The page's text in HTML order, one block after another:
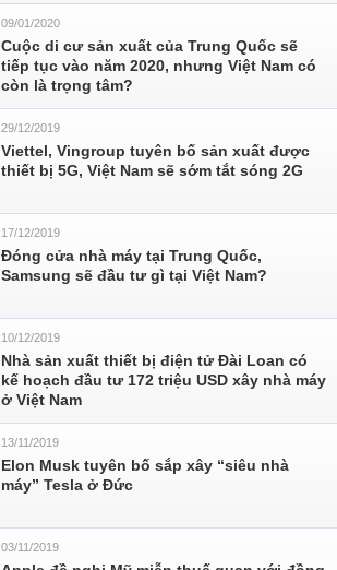
09/01/2020
Cuộc di cư sản xuất của Trung Quốc sẽ
tiếp tục vào năm 2020, nhưng Việt Nam có
còn là trọng tâm?
29/12/2019
Viettel, Vingroup tuyên bố sản xuất được
thiết bị 5G, Việt Nam sẽ sớm tắt sóng 2G
17/12/2019
Đóng cửa nhà máy tại Trung Quốc,
Samsung sẽ đầu tư gì tại Việt Nam?
10/12/2019
Nhà sản xuất thiết bị điện tử Đài Loan có
kế hoạch đầu tư 172 triệu USD xây nhà máy
ở Việt Nam
13/11/2019
Elon Musk tuyên bố sắp xây “siêu nhà
máy” Tesla ở Đức
03/11/2019